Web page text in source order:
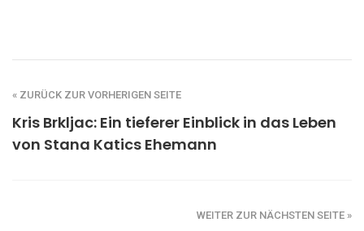
« ZURÜCK ZUR VORHERIGEN SEITE
Kris Brkljac: Ein tieferer Einblick in das Leben
von Stana Katics Ehemann
WEITER ZUR NÄCHSTEN SEITE »